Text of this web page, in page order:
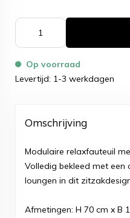
Op voorraad
Levertijd: 1-3 werkdagen
Omschrijving
Modulaire relaxfauteuil
Volledig bekleed met
loungen in dit
Afmetingen: H 70 cm x B